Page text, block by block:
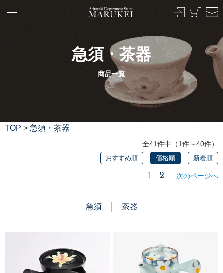
急須・茶器
商品一覧
TOP > 急須・茶器
全41件中（1件～40件）
おすすめ順 価格順 新着順
1 2 次のページへ
急須 茶器